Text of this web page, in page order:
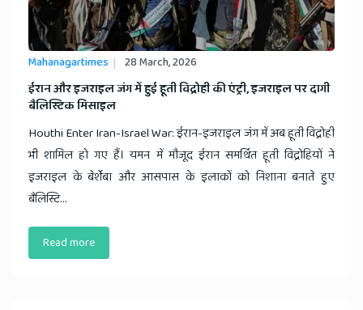
Mahanagartimes 28 March, 2026
​ईरान और इजराइल जंग में हुई हूती विद्रोही की एंट्री, इजराइल पर दागी
बैलिस्टिक मिसाइल
Houthi Enter Iran-Israel War: ईरान-इजराइल जंग में अब हूती विद्रोही
भी शामिल हो गए हैं। यमन में मौजूद ईरान समर्थित हूती विद्रोहियों ने
इजराइल के बेर्शेबा और आसपास के इलाकों को निशाना बनाते हुए
बैलिस्टि...
Read more